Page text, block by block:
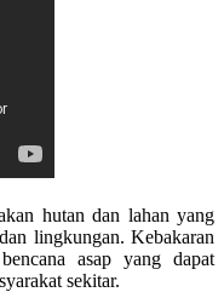
hutan dan lahan yang
lingkungan. Kebakaran
asap yang dapat
sekitar.